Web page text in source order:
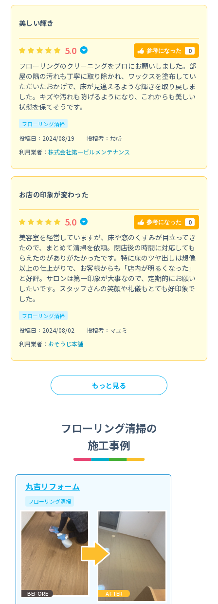
美しい輝き
5.0 参考になった 0
フローリングのクリーニングをプロにお願いしました。部
屋の隅の汚れも丁寧に取り除かれ、ワックスを塗布してい
ただいたおかげで、床が見違えるような輝きを取り戻しま
した。キズや汚れも防げるようになり、これからも美しい
状態を保てそうです。
フローリング清掃
投稿日：2024/08/19
投稿者：ﾅｶﾊﾗ
利用業者： 株式会社第一ビルメンテナンス
お店の印象が変わった
5.0 参考になった 0
美容室を経営していますが、床や窓のくすみが目立ってき
たので、まとめて清掃を依頼。閉店後の時間に対応しても
らえたのがありがたかったです。特に床のツヤ出しは想像
以上の仕上がりで、お客様からも「店内が明るくなった」
と好評。サロンは第一印象が大事なので、定期的にお願い
したいです。スタッフさんの笑顔や礼儀もとても好印象で
した。
フローリング清掃
投稿日：2024/08/02
投稿者：マユミ
利用業者： おそうじ本舗
もっと見る
フローリング清掃の
施工事例
丸吉リフォーム
フローリング清掃
BEFORE AFTER